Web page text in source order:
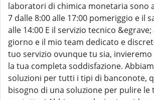
laboratori di chimica monetaria sono
7 dalle 8:00 alle 17:00 pomeriggio e il
alle 14:00 E il servizio tecnico
giorno e il mio team dedicato e
tuo servizio ovunque tu sia,
la tua completa soddisfazione.
soluzioni per tutti i tipi di banconote,
bisogno di una soluzione per pulire le